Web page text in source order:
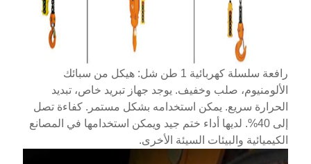
رافعة سلسلة كهربائية 1 طن شل: هيكل من سبائك
الألومنيوم، صلب وخفيف. يوجد جهاز تبريد خاص، تبديد
الحرارة سريع. يمكن استخدامه بشكل مستمر. كفاءة تصل
إلى 40%. لديها أداء ختم جيد ويمكن استخدامها في المصانع
الكيميائية والبيئات السيئة الأخرى.